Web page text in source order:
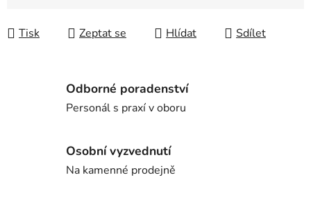
Tisk
Zeptat se Hlídat Sdílet
Odborné poradenství
Personál s praxí v oboru
Osobní vyzvednutí
Na kamenné prodejně